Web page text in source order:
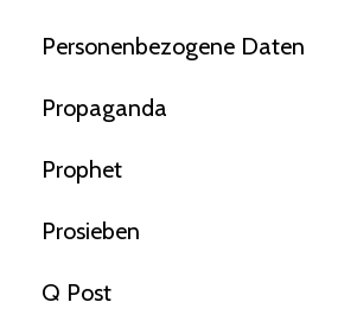
Personenbezogene Daten
Propaganda
Prophet
Prosieben
Q Post